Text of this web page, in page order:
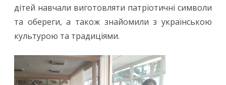
дітей навчали виготовляти патріотичні символи
та обереги, а також знайомили з українською
культурою та традиціями.